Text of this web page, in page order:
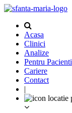
Acasa
Clinici
Analize
Pentru Pacienti
Cariere
Contact
|